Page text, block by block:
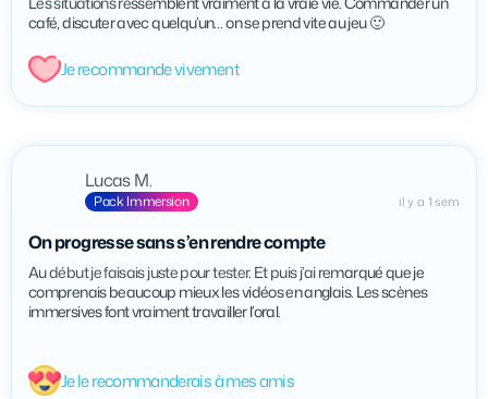
café, discuter avec quelqu’un… on se prend vite au jeu 🙂
Je recommande vivement
Lucas M.
Pack Immersion il y a 1 sem
On progresse sans s’en rendre compte
Au début je faisais juste pour tester. Et puis j’ai remarqué que je
comprenais beaucoup mieux les vidéos en anglais. Les scènes
immersives font vraiment travailler l’oral.
Je le recommanderais à mes amis